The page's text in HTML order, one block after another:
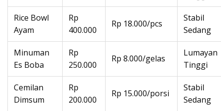
Rice Bowl
Ayam
Rp
400.000
Rp 18.000/pcs
Stabil
Sedang
Minuman
Es Boba
Rp
250.000
Rp 8.000/gelas
Lumayan
Tinggi
Cemilan
Dimsum
Rp
200.000
Rp 15.000/porsi
Stabil
Sedang